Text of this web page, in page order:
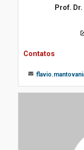
Prof.
Contatos